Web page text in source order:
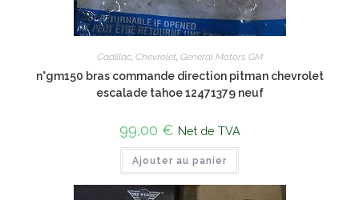
Cadillac, Chevrolet, General Motors GM
n°gm150 bras commande direction pitman chevrolet
escalade tahoe 12471379 neuf
99,00 € Net de TVA
Ajouter au panier